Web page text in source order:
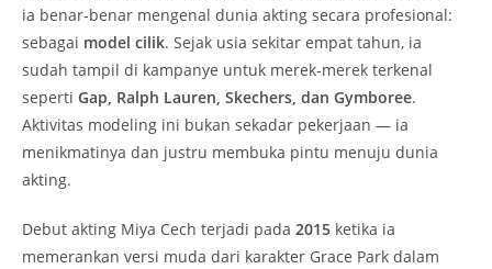
ia benar‑benar mengenal dunia akting secara profesional:
sebagai model cilik. Sejak usia sekitar empat tahun, ia
sudah tampil di kampanye untuk merek‑merek terkenal
seperti Gap, Ralph Lauren, Skechers, dan Gymboree.
Aktivitas modeling ini bukan sekadar pekerjaan — ia
menikmatinya dan justru membuka pintu menuju dunia
akting.
Debut akting Miya Cech terjadi pada 2015 ketika ia
memerankan versi muda dari karakter Grace Park dalam